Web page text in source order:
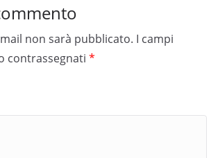
non sarà pubblicato. I campi
contrassegnati *